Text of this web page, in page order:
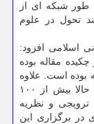
طور شبکه ای از
تحول در علوم
اسلامی افزود:
۴ هزار مقاله و چکیده مقاله بوده
که تا حالا پخش شده، ۷۰۷ مقاله بوده است. علاوه
بر این در طول دوره برگزاری ۷ دوره کنگره تا حالا بیش از ۱۰۰
و نظریه
در برگزاری این